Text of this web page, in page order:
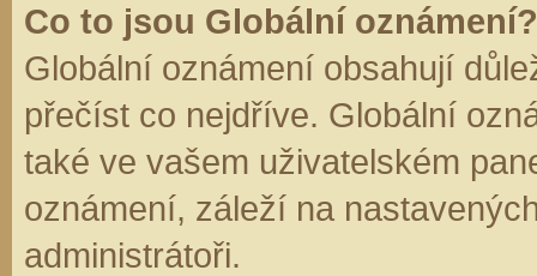
Co to jsou Globální oznámení?
Globální oznámení obsahují
přečíst co nejdříve. Globální
také ve vašem uživatelském
oznámení, záleží na
administrátoři.